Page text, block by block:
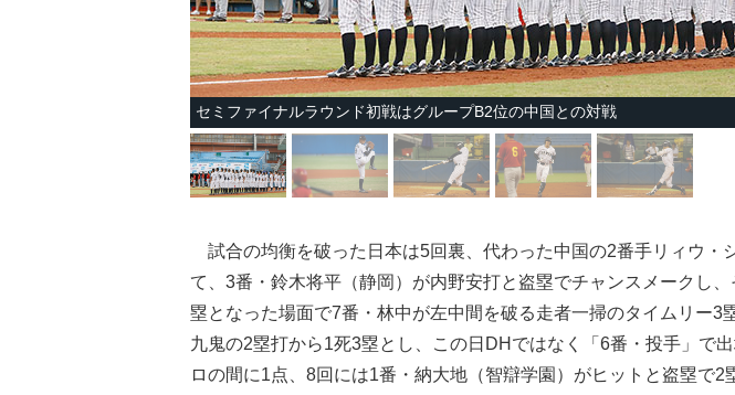
セミファイナルラウンド初戦はグループB2位の中国との対戦
試合の均衡を破った日本は5回裏、代わった中国の2番手リィウ・
て、3番・鈴木将平（静岡）が内野安打と盗塁でチャンスメークし
塁となった場面で7番・林中が左中間を破る走者一掃のタイムリー3
九鬼の2塁打から1死3塁とし、この日DHではなく「6番・投手」で
ロの間に1点、8回には1番・納大地（智辯学園）がヒットと盗塁で2